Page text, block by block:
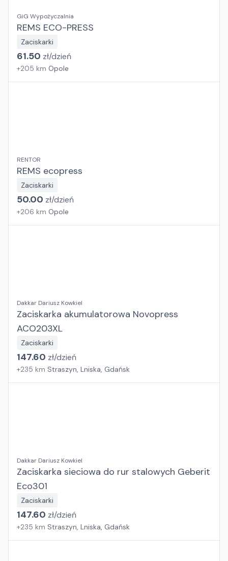
GiG Wypożyczalnia
REMS ECO-PRESS
Zaciskarki
61.50 zł/dzień
+205 km Opole
RENTOR
REMS ecopress
Zaciskarki
50.00 zł/dzień
+206 km Opole
Dakkar Dariusz Kowkiel
Zaciskarka akumulatorowa Novopress
ACO203XL
Zaciskarki
147.60 zł/dzień
+235 km Straszyn, Lniska, Gdańsk
Dakkar Dariusz Kowkiel
Zaciskarka sieciowa do rur stalowych Geberit
Eco301
Zaciskarki
147.60 zł/dzień
+235 km Straszyn, Lniska, Gdańsk